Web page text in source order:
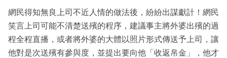
網民得知無良上司不近人情的做法後，紛紛出謀獻計！網民
笑言上司可能不清楚送殯的程序，建議事主將外婆出殯的過
程全程直播，或者將外婆的大體以照片形式傳送予上司，讓
他對是次送殯有參與度，並提出要向他「收返帛金」，他才